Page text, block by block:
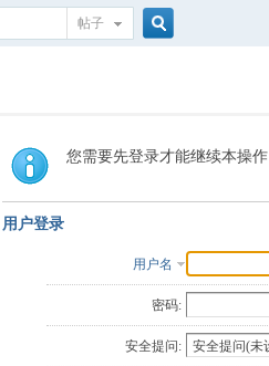
帖子
索
您需要先登录才能继续本操作
用户登录
用户名
密码:
安全提问: